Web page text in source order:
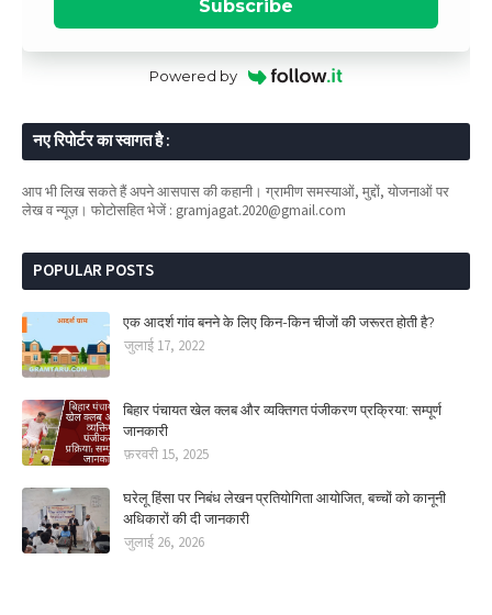
Subscribe
Powered by
नए रिपोर्टर का स्वागत है :
आप भी लिख सकते हैं अपने आसपास की कहानी। ग्रामीण समस्याओं, मुद्दों, योजनाओं पर
लेख व न्यूज़। फोटोसहित भेजें : gramjagat.2020@gmail.com
POPULAR POSTS
एक आदर्श गांव बनने के लिए किन-किन चीजों की जरूरत होती है?
जुलाई 17, 2022
बिहार पंचायत खेल क्लब और व्यक्तिगत पंजीकरण प्रक्रिया: सम्पूर्ण
जानकारी
फ़रवरी 15, 2025
घरेलू हिंसा पर निबंध लेखन प्रतियोगिता आयोजित, बच्चों को कानूनी
अधिकारों की दी जानकारी
जुलाई 26, 2026